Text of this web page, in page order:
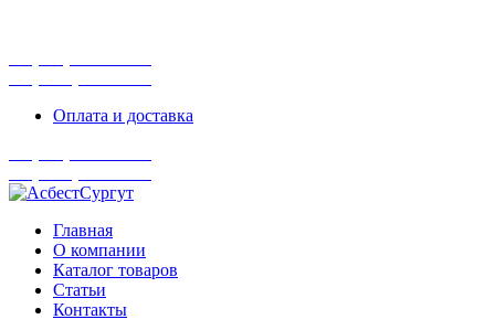
Оплата и доставка
Главная
О компании
Каталог товаров
Статьи
Контакты